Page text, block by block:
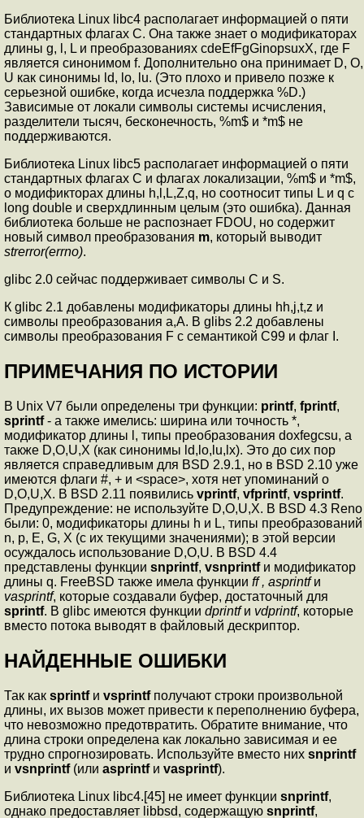
Библиотека Linux libc4 располагает информацией о пяти
стандартных флагах C. Она также знает о модификаторах
длины g, l, L и преобразованиях cdeEfFgGinopsuxX, где F
является синонимом f. Дополнительно она принимает D, O,
U как синонимы ld, lo, lu. (Это плохо и привело позже к
серьезной ошибке, когда исчезла поддержка %D.)
Зависимые от локали символы системы исчисления,
разделители тысяч, бесконечность, %m$ и *m$ не
поддерживаются.
Библиотека Linux libc5 располагает информацией о пяти
стандартных флагах C и флагах локализации, %m$ и *m$,
о модификторах длины h,l,L,Z,q, но соотносит типы L и q с
long double и сверхдлинным целым (это ошибка). Данная
библиотека больше не распознает FDOU, но содержит
новый символ преобразования m, который выводит
strerror(errno).
glibc 2.0 сейчас поддерживает символы C и S.
К glibc 2.1 добавлены модификаторы длины hh,j,t,z и
символы преобразования a,A. В glibs 2.2 добавлены
символы преобразования F с семантикой C99 и флаг I.
ПРИМЕЧАНИЯ ПО ИСТОРИИ
В Unix V7 были определены три функции: printf, fprintf,
sprintf- а также имелись: ширина или точность *,
модификатор длины l, типы преобразования doxfegcsu, а
также D,O,U,X (как синонимы ld,lo,lu,lx). Это до сих пор
является справедливым для BSD 2.9.1, но в BSD 2.10 уже
имеются флаги #, + и <space>, хотя нет упоминаний о
D,O,U,X. В BSD 2.11 появились vprintf, vfprintf, vsprintf.
Предупреждение: не используйте D,O,U,X. В BSD 4.3 Reno
были: 0, модификаторы длины h и L, типы преобразований
n, p, E, G, X (с их текущими значениями); в этой версии
осуждалось использование D,O,U. В BSD 4.4
представлены функции snprintf, vsnprintfи модификатор
длины q. FreeBSD также имела функции ff , asprintfи
vasprintf, которые создавали буфер, достаточный для
sprintf. В glibc имеются функции dprintfи vdprintf, которые
вместо потока выводят в файловый дескриптор.
НАЙДЕННЫЕ ОШИБКИ
Так как sprintfи vsprintfполучают строки произвольной
длины, их вызов может привести к переполнению буфера,
что невозможно предотвратить. Обратите внимание, что
длина строки определена как локально зависимая и ее
трудно спрогнозировать. Используйте вместо них snprintf
и vsnprintf(или asprintfи vasprintf).
Библиотека Linux libc4.[45] не имеет функции snprintf,
однако предоставляет libbsd, содержащую snprintf,